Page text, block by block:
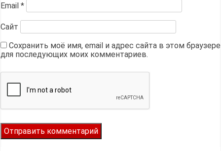
Email *
Сайт
Сохранить моё имя, email и адрес сайта в этом браузере
для последующих моих комментариев.